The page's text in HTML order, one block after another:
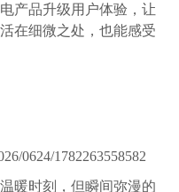
产品升级用户体验，让
在细微之处，也能感受
时刻，但瞬间弥漫的